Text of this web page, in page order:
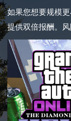
如果您想要规模
提供双倍报酬。